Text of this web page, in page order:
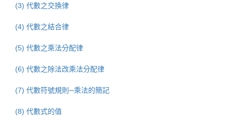
(3) 代數之交換律
(4) 代數之結合律
(5) 代數之乘法分配律
(6) 代數之除法改乘法分配律
(7) 代數符號規則─乘法的簡記
(8) 代數式的值